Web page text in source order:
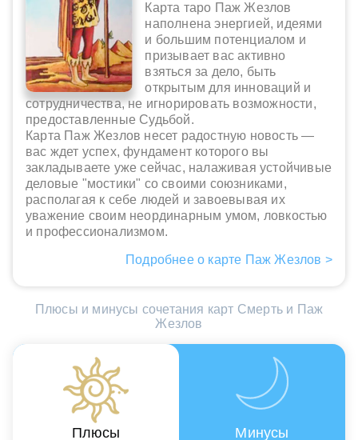
Карта таро Паж Жезлов
наполнена энергией, идеями
и большим потенциалом и
призывает вас активно
взяться за дело, быть
открытым для инноваций и
сотрудничества, не игнорировать возможности,
предоставленные Судьбой.
Карта Паж Жезлов несет радостную новость —
вас ждет успех, фундамент которого вы
закладываете уже сейчас, налаживая устойчивые
деловые "мостики" со своими союзниками,
располагая к себе людей и завоевывая их
уважение своим неординарным умом, ловкостью
и профессионализмом.
Подробнее о карте Паж Жезлов >
Плюсы и минусы сочетания карт Смерть и Паж
Жезлов
Плюсы Минусы